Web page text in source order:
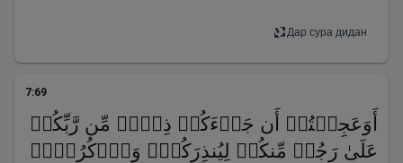
Дар сура дидан
7:69
أَوَعَجِبۡتُمۡ أَن جَاۤءَكُمۡ ذِكۡرࣱ مِّن رَّبِّكُمۡ
عَلَىٰ رَجُلࣲ مِّنكُمۡ لِیُنذِرَكُمۡۚ وَٱذۡكُرُوۤا۟